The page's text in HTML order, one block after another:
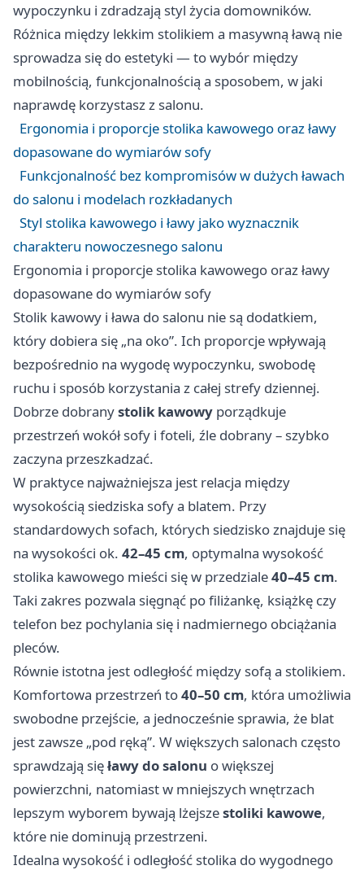
wypoczynku i zdradzają styl życia domowników.
Różnica między lekkim stolikiem a masywną ławą nie
sprowadza się do estetyki — to wybór między
mobilnością, funkcjonalnością a sposobem, w jaki
naprawdę korzystasz z salonu.
Ergonomia i proporcje stolika kawowego oraz ławy
dopasowane do wymiarów sofy
Funkcjonalność bez kompromisów w dużych ławach
do salonu i modelach rozkładanych
Styl stolika kawowego i ławy jako wyznacznik
charakteru nowoczesnego salonu
Ergonomia i proporcje stolika kawowego oraz ławy
dopasowane do wymiarów sofy
Stolik kawowy i ława do salonu nie są dodatkiem,
który dobiera się „na oko”. Ich proporcje wpływają
bezpośrednio na wygodę wypoczynku, swobodę
ruchu i sposób korzystania z całej strefy dziennej.
Dobrze dobranystolik kawowy porządkuje
przestrzeń wokół sofy i foteli, źle dobrany – szybko
zaczyna przeszkadzać.
W praktyce najważniejsza jest relacja między
wysokością siedziska sofy a blatem. Przy
standardowych sofach, których siedzisko znajduje się
na wysokości ok. 42–45 cm, optymalna wysokość
stolika kawowego mieści się w przedziale40–45 cm.
Taki zakres pozwala sięgnąć po filiżankę, książkę czy
telefon bez pochylania się i nadmiernego obciążania
pleców.
Równie istotna jest odległość między sofą a stolikiem.
Komfortowa przestrzeń to40–50 cm, która umożliwia
swobodne przejście, a jednocześnie sprawia, że blat
jest zawsze „pod ręką”. W większych salonach często
sprawdzają sięławy do salonu o większej
powierzchni, natomiast w mniejszych wnętrzach
lepszym wyborem bywają lżejszestoliki kawowe,
które nie dominują przestrzeni.
Idealna wysokość i odległość stolika do wygodnego